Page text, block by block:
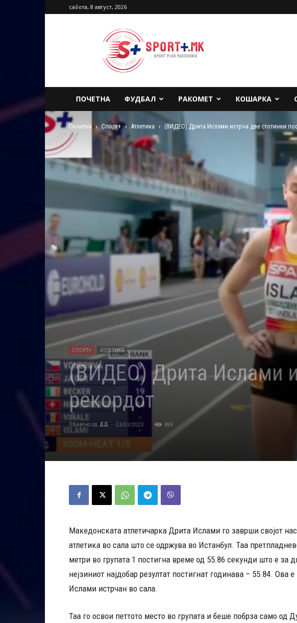
сабота, 8 август, 2026
Sport
Plus
Macedonia
ПОЧЕТНА ФУДБАЛ РАКОМЕТ КОШАРКА
Почетна Спорт+ Атлетика (ВИДЕО) Дрита Ислами истрча две стотинки
СПОРТ+ АТЛЕТИКА
(ВИДЕО) Дрита Ислами
рекордот
Објавено од ДД - 03/03/2023 499
Македонската атлетичарка Дрита Ислами го заврши својот
атлетика во сала што се одржува во Истанбул. Таа
метри во групата 1 постигна време од 55.86 секунди што е за
нејзиниот најдобар резултат постигнат годинава – 55.84. Ова е
Ислами истрчан во сала.
Таа го освои петтото место во групата и беше побрза само